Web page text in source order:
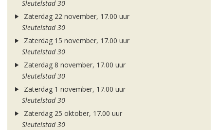
Sleutelstad 30
Zaterdag 22 november, 17.00 uur
Sleutelstad 30
Zaterdag 15 november, 17.00 uur
Sleutelstad 30
Zaterdag 8 november, 17.00 uur
Sleutelstad 30
Zaterdag 1 november, 17.00 uur
Sleutelstad 30
Zaterdag 25 oktober, 17.00 uur
Sleutelstad 30